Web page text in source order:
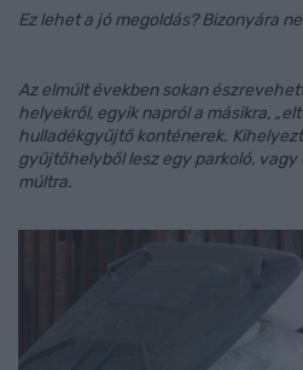
Ez lehet a jó megoldás? Bizonyára
Az elmúlt években sokan
helyekről, egyik napról a másikra,
hulladékgyűjtő konténerek.
gyűjtőhelyből lesz egy parkoló, vagy
múltra.